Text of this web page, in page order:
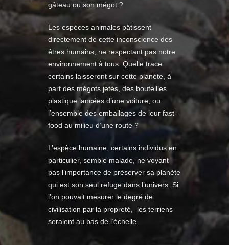
gâteau ou son mégot ?
Les espèces animales pâtissent
directement de cette inconscience des
êtres humains, ne respectant pas notre
environnement à tous. Quelle trace
certains laisseront sur cette planète, à
part des mégots jetés, des bouteilles
plastique lancées d’une voiture, ou
l’ensemble des emballages de leur fast-
food au milieu d’une route ?
L’espèce humaine, certains individus en
particulier, semble malade, ne voyant
pas l’importance de préserver sa planète
qui est son seul refuge dans l’univers. Si
l’on pouvait mesurer le degré de
civilisation par la propreté, les terriens
seraient au bas de l’échelle.